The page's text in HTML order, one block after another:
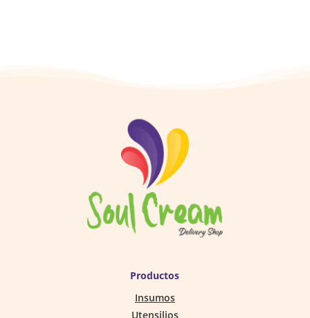
Productos
Insumos
Utensilios